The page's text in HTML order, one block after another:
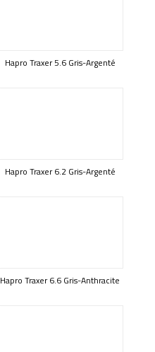
Hapro Traxer 5.6 Gris-Argenté
Hapro Traxer 6.2 Gris-Argenté
Hapro Traxer 6.6 Gris-Anthracite